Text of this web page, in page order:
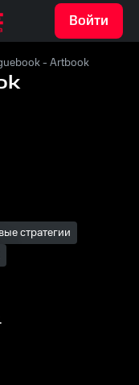
Войти
- Artbook
стратегии